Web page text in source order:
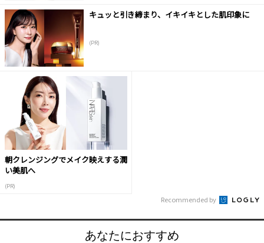
キュッと引き締まり、イキイキとした肌印象に
(PR)
朝クレンジングでメイク映えする潤
い美肌へ
(PR)
Recommended by
あなたにおすすめ